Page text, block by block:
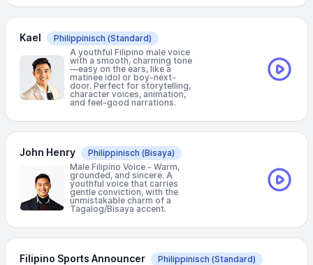
Kael Philippinisch (Standard)
A youthful Filipino male voice
with a smooth, charming tone
—easy on the ears, like a
matinee idol or boy-next-
door. Perfect for storytelling,
character voices, animation,
and feel-good narrations.
John Henry Philippinisch (Bisaya)
Male Filipino Voice - Warm,
grounded, and sincere. A
youthful voice that carries
gentle conviction, with the
unmistakable charm of a
Tagalog/Bisaya accent.
Filipino Sports Announcer Philippinisch (Standard)